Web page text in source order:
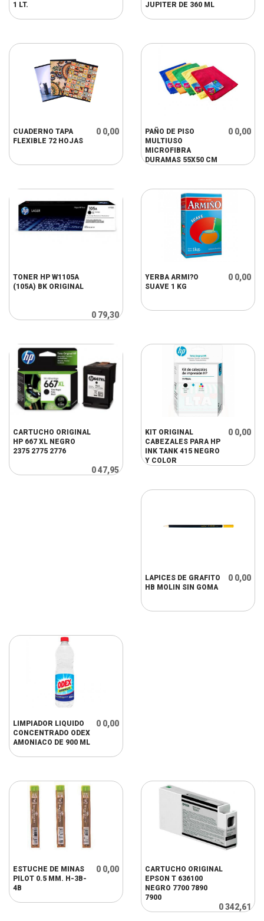
1 LT.
JUPITER DE 360 ML
CUADERNO TAPA
FLEXIBLE 72 HOJAS
0 0,00
PAÑO DE PISO
MULTIUSO
MICROFIBRA
DURAMAS 55X50 CM
0 0,00
TONER HP W1105A
(105A) BK ORIGINAL
0 79,30
YERBA ARMI?O
SUAVE 1 KG
0 0,00
CARTUCHO ORIGINAL
HP 667 XL NEGRO
2375 2775 2776
0 47,95
KIT ORIGINAL
CABEZALES PARA HP
INK TANK 415 NEGRO
Y COLOR
0 0,00
LAPICES DE GRAFITO
HB MOLIN SIN GOMA
0 0,00
LIMPIADOR LIQUIDO
CONCENTRADO ODEX
AMONIACO DE 900 ML
0 0,00
ESTUCHE DE MINAS
PILOT 0.5 MM. H-3B-
4B
0 0,00
CARTUCHO ORIGINAL
EPSON T 636100
NEGRO 7700 7890
7900
0 342,61